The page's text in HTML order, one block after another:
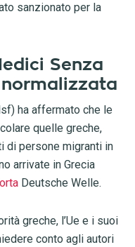
sanzionato per la
Senza
ha affermato che le
quelle greche,
di persone migranti in
arrivate in Grecia
Deutsche Welle.
greche, l’Ue e i suoi
conto agli autori